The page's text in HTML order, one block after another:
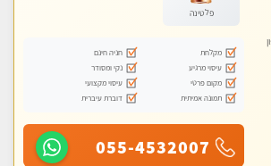
פלטינה
מקלחת
חניה חינם
עיסוי מרגיע
נקי ומסודר
מקום פרטי
עיסוי מקצועי
תמונה אמיתית
דוברת עיברית
055-4532007